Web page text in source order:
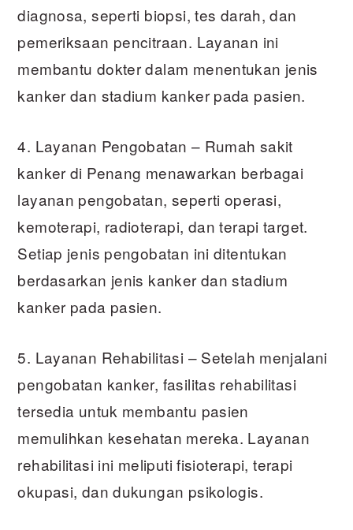
diagnosa, seperti biopsi, tes darah, dan
pemeriksaan pencitraan. Layanan ini
membantu dokter dalam menentukan jenis
kanker dan stadium kanker pada pasien.
4. Layanan Pengobatan – Rumah sakit
kanker di Penang menawarkan berbagai
layanan pengobatan, seperti operasi,
kemoterapi, radioterapi, dan terapi target.
Setiap jenis pengobatan ini ditentukan
berdasarkan jenis kanker dan stadium
kanker pada pasien.
5. Layanan Rehabilitasi – Setelah menjalani
pengobatan kanker, fasilitas rehabilitasi
tersedia untuk membantu pasien
memulihkan kesehatan mereka. Layanan
rehabilitasi ini meliputi fisioterapi, terapi
okupasi, dan dukungan psikologis.